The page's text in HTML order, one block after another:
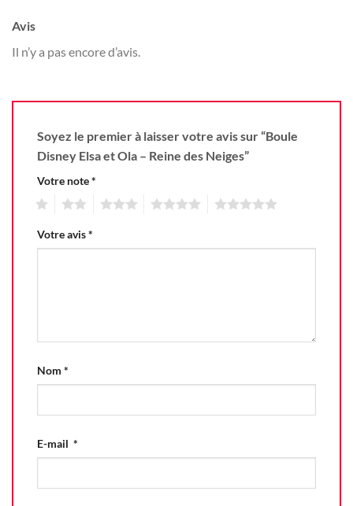
Avis
Il n’y a pas encore d’avis.
Soyez le premier à laisser votre avis sur “Boule
Disney Elsa et Ola – Reine des Neiges”
Votre note*
Votre avis*
Nom *
E-mail *